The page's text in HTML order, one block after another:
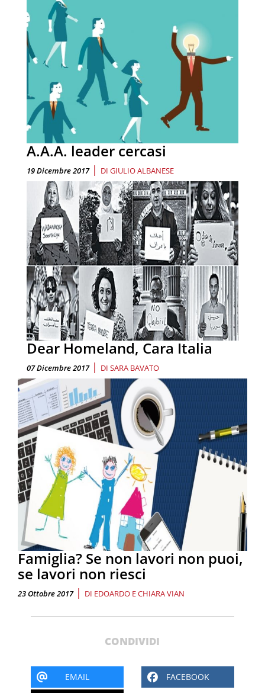
A.A.A. leader cercasi
19 Dicembre 2017 | DI GIULIO ALBANESE
Dear Homeland, Cara Italia
07 Dicembre 2017 | DI SARA BAVATO
Famiglia? Se non lavori non puoi,
se lavori non riesci
23 Ottobre 2017 | DI EDOARDO E CHIARA VIAN
CONDIVIDI
EMAIL FACEBOOK